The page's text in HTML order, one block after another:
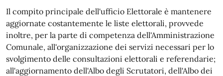
Il compito principale dell'ufficio Elettorale è mantenere
aggiornate costantemente le liste elettorali, provvede
inoltre, per la parte di competenza dell'Amministrazione
Comunale, all'organizzazione dei servizi necessari per lo
svolgimento delle consultazioni elettorali e referendarie;
all'aggiornamento dell'Albo degli Scrutatori, dell'Albo dei